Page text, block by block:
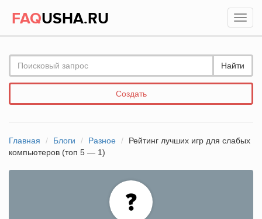
FAQUSHA.RU
Найти
Создать
Главная Блоги Разное
Рейтинг лучших игр для слабых
компьютеров (топ 5 — 1)